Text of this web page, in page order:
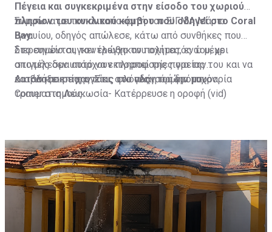
Πέγεια και συγκεκριμένα στην είσοδο του χωριού
πλησίον του κυκλικού κόμβου που οδηγεί στο Coral
Bay.
Σύμφωνα με τον ανταποκριτή του ΣΙΓΜΑ Μάριο
Ιγναυίου, οδηγός απώλεσε, κάτω από συνθήκες που
διερευνώνται, τον έλεγχο του οχήματός του, με
αποτέλεσμα αυτό να εκτραπεί της πορείας του και να
καταλήξει σε χαντάκι, στο πλάι του δρόμου.
Στο σημείο συγκεντρώθηκαν πολίτες, ενώ μέχρι
στιγμής δεν υπάρχουν πληροφορίες για την
κατάσταση της υγείας του οδηγού ή για τυχόν
τραυματισμούς.
Διαβάστε επίσης:Στις φλόγες η πρώην μπυραρία
Corner στη Λευκωσία- Κατέρρευσε η οροφή (vid)